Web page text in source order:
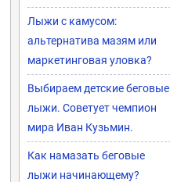
Лыжи с камусом:
альтернатива мазям или
маркетинговая уловка?
Выбираем детские беговые
лыжи. Советует чемпион
мира Иван Кузьмин.
Как намазать беговые
лыжи начинающему?